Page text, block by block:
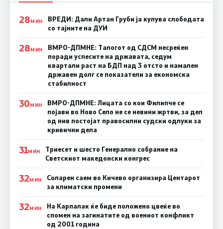
28МИН
ВРЕДИ: Дали Артан Груби ја купува слободата
со тајните на ДУИ
28МИН
ВМРО-ДПМНЕ: Талогот од СДСМ несреќен
поради успесите на државата, седум
квартали раст на БДП над 3 отсто и намален
државен долг се показатели за економска
стабилност
30МИН
ВМРО-ДПМНЕ: Лицата со кои Филипче се
појави во Ново Село не се невини жртви, за дел
од нив постојат правосилни судски одлуки за
кривични дела
31МИН
Триесет и шесто Генерално собрание на
Светскиот македонски конгрес
32МИН
Соларен саем во Кичево организира Центарот
за климатски промени
32МИН
На Карпалак ќе биде положено цвеќе во
спомен на загинатите од воениот конфликт
од 2001 година